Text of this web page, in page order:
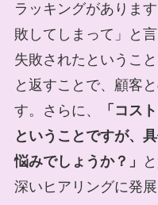
ラッキングがありま
敗してしまって」と
失敗されたというこ
と返すことで、顧客
す。さらに、
「コス
ということですが、
悩みでしょうか？」
深いヒアリングに発